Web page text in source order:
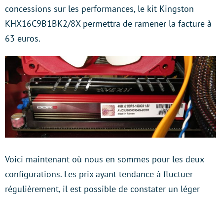
concessions sur les performances, le kit Kingston
KHX16C9B1BK2/8X permettra de ramener la facture à
63 euros.
Voici maintenant où nous en sommes pour les deux
configurations. Les prix ayant tendance à fluctuer
régulièrement, il est possible de constater un léger